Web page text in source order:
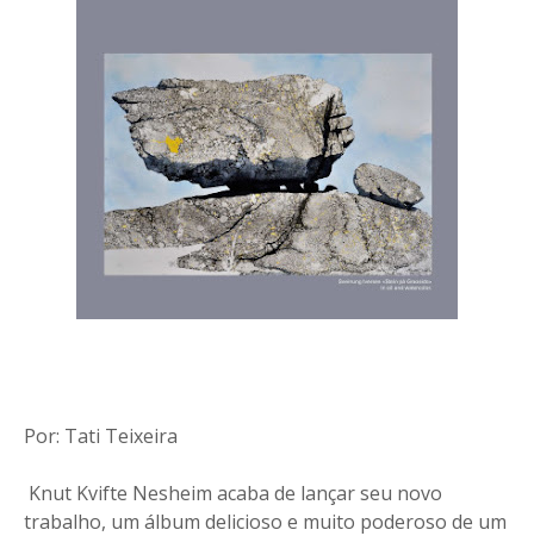
Por: Tati Teixeira
Knut Kvifte Nesheim acaba de lançar seu novo
trabalho, um álbum delicioso e muito poderoso de um